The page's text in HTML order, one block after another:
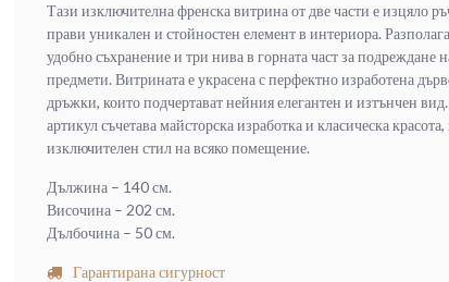
511.29 €
(1,000.00
лв.).
400.00 €
(782.33
лв.).
Тази изключителна френска витрина от две части е изцяло
прави уникален и стойностен елемент в интериора.
удобно съхранение и три нива в горната част за подреждане
предмети. Витрината е украсена с перфектно изработена
дръжки, които подчертават нейния елегантен и изтънчен
артикул съчетава майсторска изработка и класическа
изключителен стил на всяко помещение.
Дължина – 140 см.
Височина – 202 см.
Дълбочина – 50 см.
Гарантирана сигурност